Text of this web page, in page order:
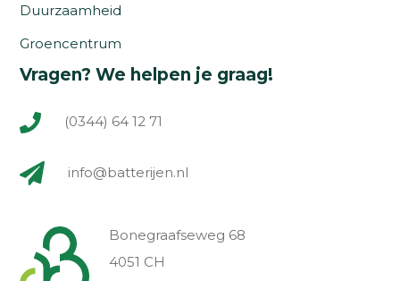
Duurzaamheid
Groencentrum
Vragen? We helpen je graag!
(0344) 64 12 71
info@batterijen.nl
Bonegraafseweg 68
4051 CH